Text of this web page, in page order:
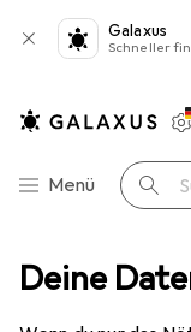
Deine
Galaxus
Schneller
Navigation nach
Menü Suche
Türschloss +